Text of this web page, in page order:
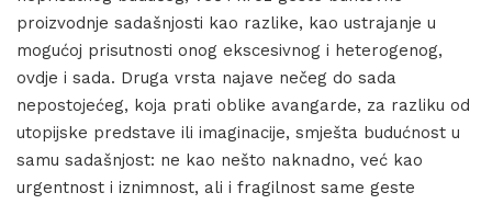
proizvodnje sadašnjosti kao razlike, kao ustrajanje u
mogućoj prisutnosti onog ekscesivnog i heterogenog,
ovdje i sada. Druga vrsta najave nečeg do sada
nepostojećeg, koja prati oblike avangarde, za razliku od
utopijske predstave ili imaginacije, smješta budućnost u
samu sadašnjost: ne kao nešto naknadno, već kao
urgentnost i iznimnost, ali i fragilnost same geste